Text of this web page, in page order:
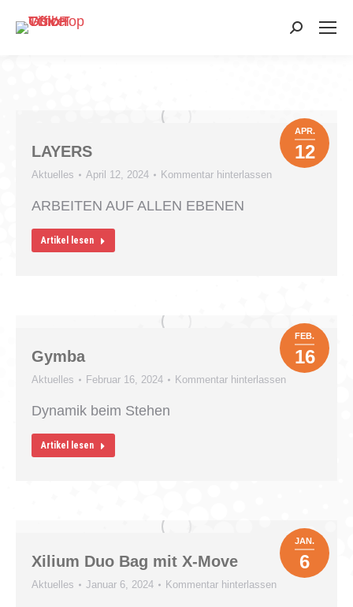
Search:
APR.
12
LAYERS
Aktuelles April 12, 2024 Kommentar hinterlassen
ARBEITEN AUF ALLEN EBENEN
Artikel lesen
FEB.
16
Gymba
Aktuelles Februar 16, 2024 Kommentar hinterlassen
Dynamik beim Stehen
Artikel lesen
JAN.
6
Xilium Duo Bag mit X-Move
Aktuelles Januar 6, 2024 Kommentar hinterlassen